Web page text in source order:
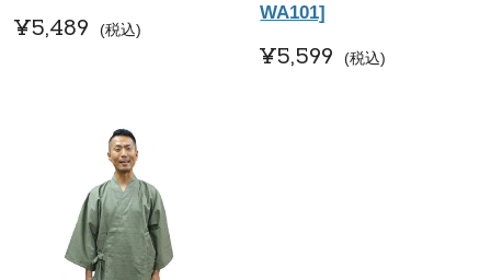
¥5,489 税込
WA101]
¥5,599 税込